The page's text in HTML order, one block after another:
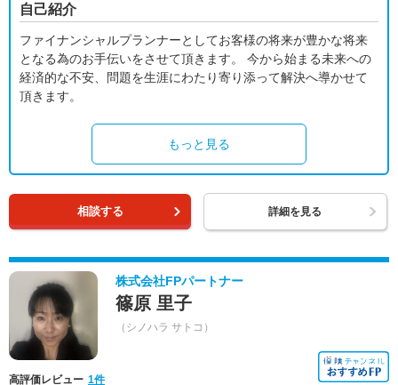
自己紹介
ファイナンシャルプランナーとしてお客様の将来が豊かな将来
となる為のお手伝いをさせて頂きます。 今から始まる未来への
経済的な不安、問題を生涯にわたり寄り添って解決へ導かせて
頂きます。
もっと見る
相談する 詳細を見る
株式会社FPパートナー
篠原 里子
（シノハラ サトコ）
高評価レビュー 1件